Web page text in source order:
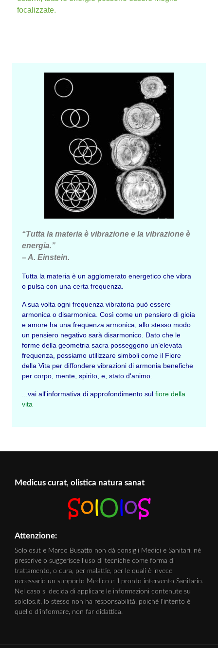
focalizzate.
“Tutta la materia è vibrazione e la vibrazione è
energia.”
– A. Einstein.
Tutta la materia è un agglomerato energetico che vibra
o pulsa con una certa frequenza.
A sua volta ogni frequenza vibratoria può essere
armonica o disarmonica. Così come un pensiero di gioia
e amore ha una frequenza armonica, allo stesso modo
un pensiero negativo sarà disarmonico. Dato che le
forme della geometria sacra posseggono un’elevata
frequenza, possiamo utilizzare simboli come il Fiore
della Vita per diffondere vibrazioni di armonia benefiche
per corpo, mente, spirito, e, stato d'animo.
...vai all'informativa di approfondimento sul fiore della
vita
Medicus curat, olistica natura sanat
Attenzione:
Sololos.it e Marco Busatto non dà consigli Medici e Sanitari, nè
prescrive o suggerisce l'uso di tecniche come forma di
trattamento, o cura, per malattie, per le quali è invece
necessario un supporto Medico e il pronto intervento Sanitario.
Nel caso si decida di applicare le informazioni contenute su
sololos.it, lo stesso non ha responsabilità, poichè l'intento è
quello d'informare, non far didattica.